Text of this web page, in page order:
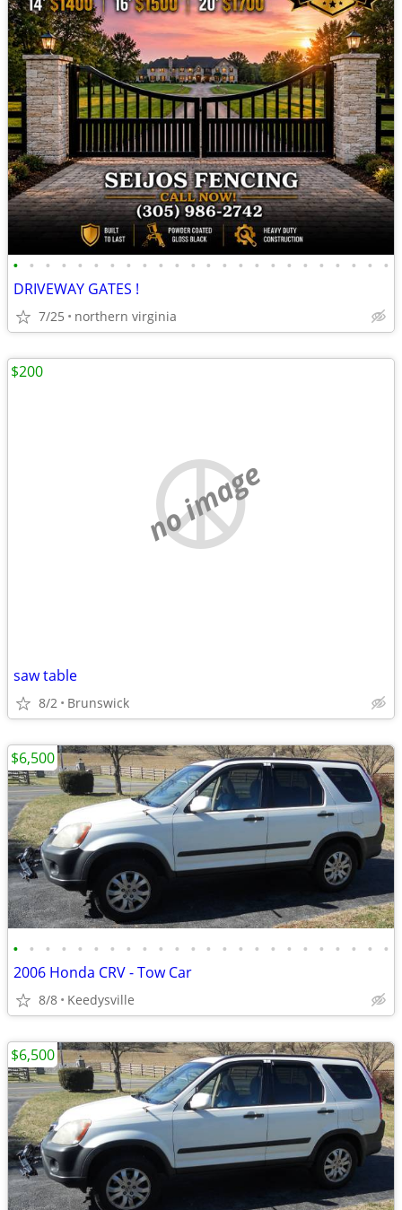
• • • • • • • • • • • • • • • • • • • • • • • •
DRIVEWAY GATES !
7/25 northern virginia
no image
saw table
8/2 Brunswick
$200
• • • • • • • • • • • • • • • • • • • • • • • •
2006 Honda CRV - Tow Car
8/8 Keedysville
$6,500
$6,500